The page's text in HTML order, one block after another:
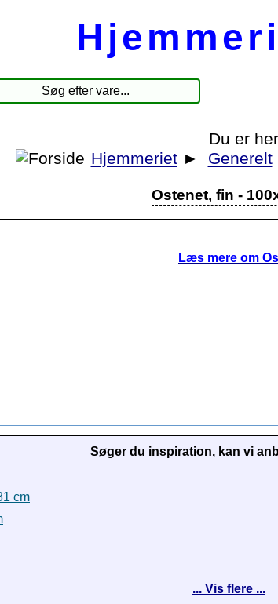
Du er
Hjemmeriet ► Generelt
Ostenet, fin -
Læs mere om
Søger du inspiration, kan vi
cm
... Vis flere ...